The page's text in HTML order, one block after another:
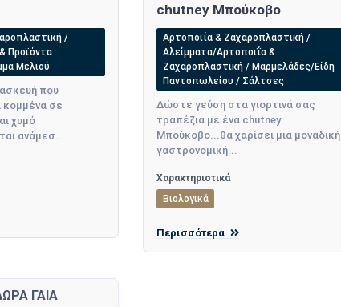
/
Προϊόντα
Μελιού
που
κομμένα σε
χυμό
ανάμεσ...
chutney Μπούκοβο
Αρτοποιΐα & Ζαχαροπλαστική /
Αλείμματα/Αρτοποιΐα &
Ζαχαροπλαστική / Μαρμελάδες/Είδη
Παντοπωλείου / Σάλτσες
Δώστε γεύση στα γιορτινά σας
τραπέζια με ένα chutney
Μπούκοβο...θα χαρίσει μια μοναδική
γαστρονομική...
Χαρακτηριστικά
Βιολογικά
Περισσότερα
ΓΑΙΑ